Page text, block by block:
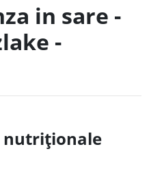
in sare -
-